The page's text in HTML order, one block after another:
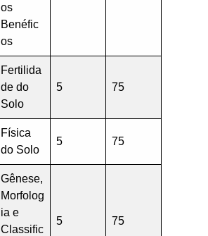
os
Benéfic
os
Fertilida
de do
Solo
5 75
Física
do Solo
5 75
Gênese,
Morfolog
ia e
Classific
5 75